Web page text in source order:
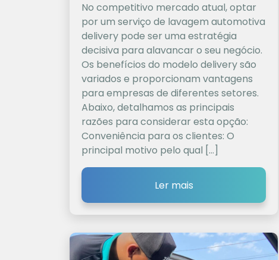
No competitivo mercado atual, optar
por um serviço de lavagem automotiva
delivery pode ser uma estratégia
decisiva para alavancar o seu negócio.
Os benefícios do modelo delivery são
variados e proporcionam vantagens
para empresas de diferentes setores.
Abaixo, detalhamos as principais
razões para considerar esta opção:
Conveniência para os clientes: O
principal motivo pelo qual […]
Ler mais